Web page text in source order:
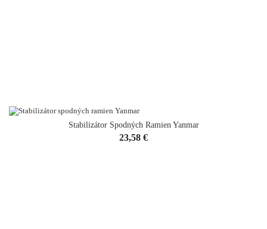
Stabilizátor Spodných Ramien Yanmar
Cena
23,58 €